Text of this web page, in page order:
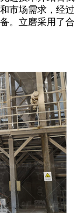
市场需求，经过
。立磨采用了合